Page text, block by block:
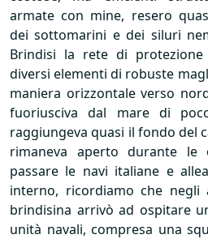
armate con mine, resero
dei sottomarini e dei siluri
Brindisi la rete di
diversi elementi di robuste
maniera orizzontale verso
fuoriusciva dal mare di
raggiungeva quasi il fondo del
rimaneva aperto durante le
passare le navi italiane e
interno, ricordiamo che
brindisina arrivò ad ospitare
unità navali, compresa una